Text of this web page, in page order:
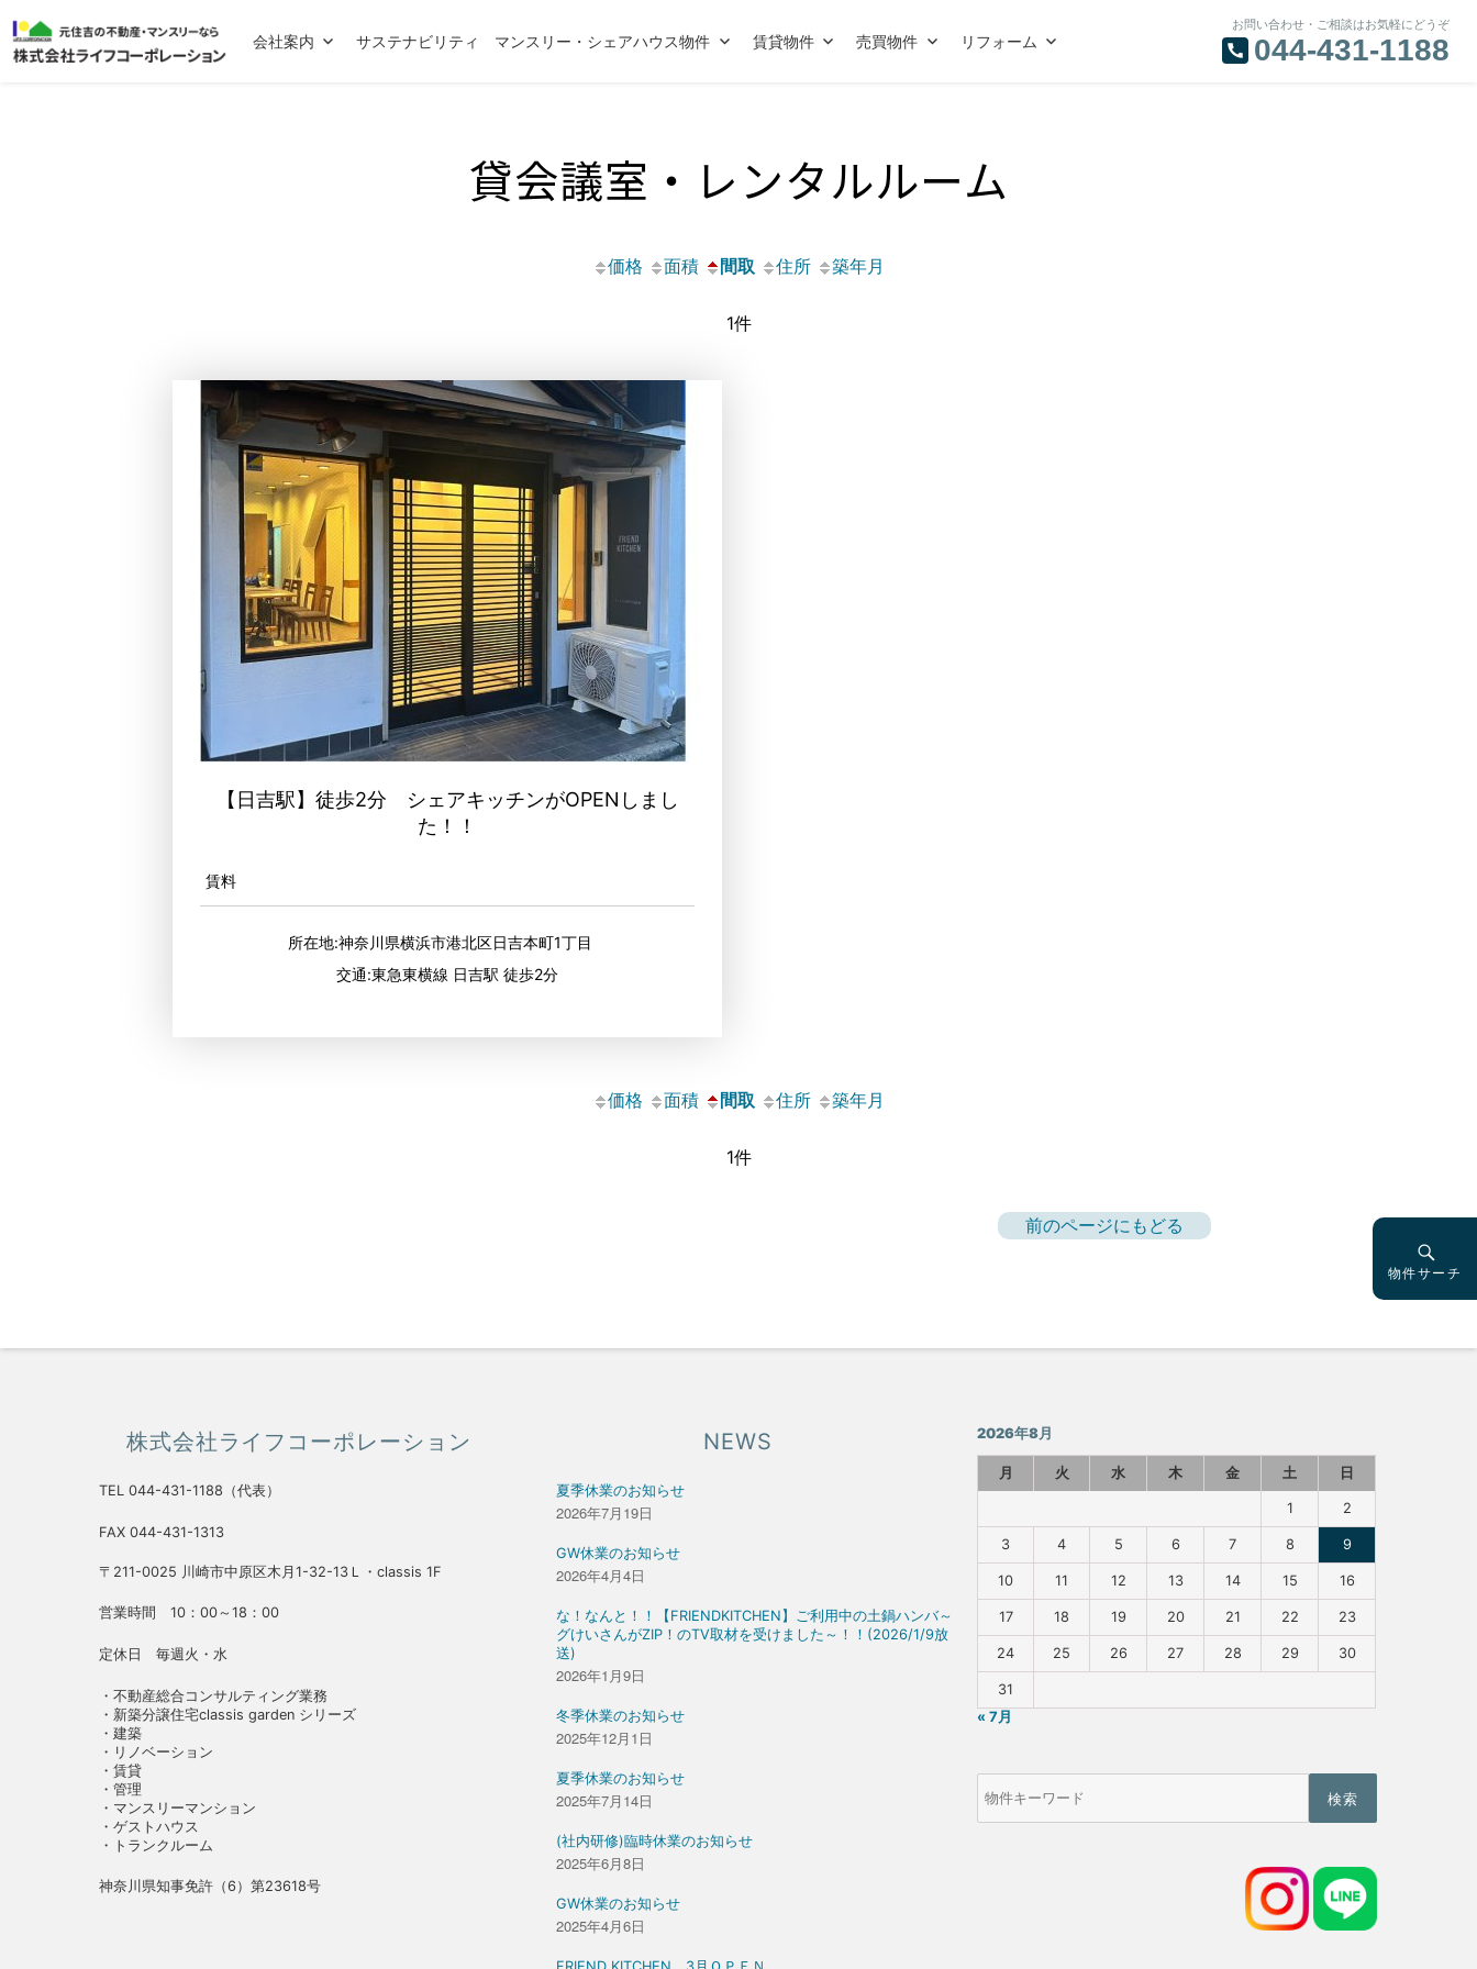
会社案内 サステナビリティ マンスリー・シェアハウス物件 賃貸物件 売買物件 リフォーム
お問い合わせ・ご相談はお気軽にどうぞ
044-431-1188
貸会議室・レンタルルーム
価格 面積 間取 住所 築年月
1件
【日吉駅】徒歩2分 シェアキッチンがOPENしまし
た！！
賃料
所在地:神奈川県横浜市港北区日吉本町1丁目
交通:東急東横線 日吉駅 徒歩2分
価格 面積 間取 住所 築年月
1件
前のページにもどる
物件サーチ
株式会社ライフコーポレーション
TEL 044-431-1188（代表）
FAX 044-431-1313
〒211-0025 川崎市中原区木月1-32-13Ｌ・classis 1F
営業時間 10：00～18：00
定休日 毎週火・水
・不動産総合コンサルティング業務
・新築分譲住宅classis garden シリーズ
・建築
・リノベーション
・賃貸
・管理
・マンスリーマンション
・ゲストハウス
・トランクルーム
神奈川県知事免許（6）第23618号
NEWS
夏季休業のお知らせ
2026年7月19日
GW休業のお知らせ
2026年4月4日
な！なんと！！【FRIENDKITCHEN】ご利用中の土鍋ハンバ～
グけいさんがZIP！のTV取材を受けました～！！(2026/1/9放
送)
2026年1月9日
冬季休業のお知らせ
2025年12月1日
夏季休業のお知らせ
2025年7月14日
(社内研修)臨時休業のお知らせ
2025年6月8日
GW休業のお知らせ
2025年4月6日
2026年8月
月 火 水 木 金 土 日
1 2
3 4 5 6 7 8 9
10 11 12 13 14 15 16
17 18 19 20 21 22 23
24 25 26 27 28 29 30
31
« 7月
物
件